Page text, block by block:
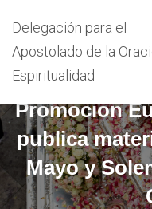
Delegación para el
Apostolado de la
Espiritualidad
Promoción
publica
Mayo y